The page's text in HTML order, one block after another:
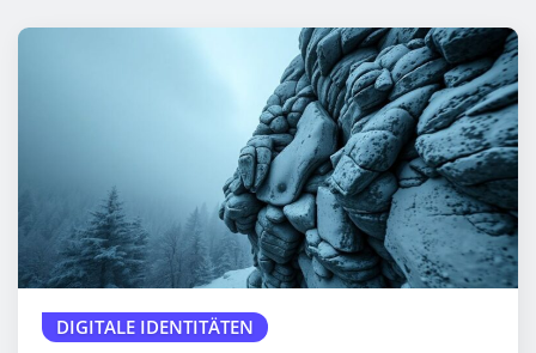
DIGITALE IDENTITÄTEN